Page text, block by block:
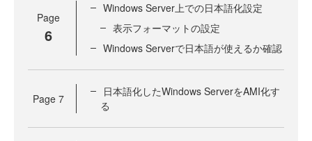
Page
6
Windows Server上での日本語化設定
表示フォーマットの設定
Windows Serverで日本語が使えるか確認
Page 7
日本語化したWindows ServerをAMI化す
る